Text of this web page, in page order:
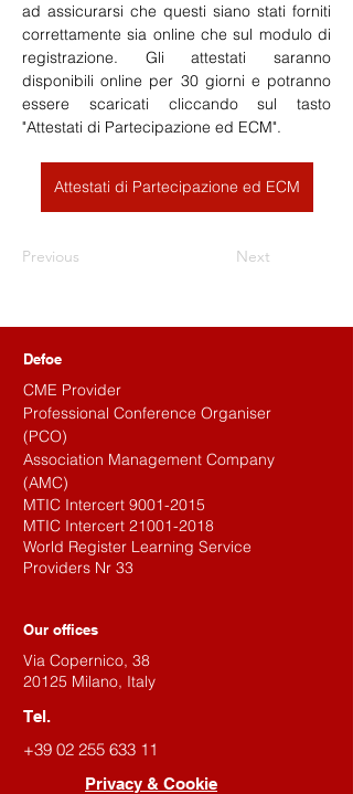
ad assicurarsi che questi siano stati forniti
correttamente sia online che sul modulo di
registrazione. Gli attestati saranno
disponibili online per 30 giorni e potranno
essere scaricati cliccando sul tasto
"Attestati di Partecipazione ed ECM".
Attestati di Partecipazione ed ECM
Previous Next
Defoe
CME Provider
Professional Conference Organiser
(PCO)
Association Management Company
(AMC)
MTIC Intercert 9001-2015
MTIC Intercert 21001-2018
World Register Learning Service
Providers Nr 33
Our offices
Via Copernico, 38
20125 Milano, Italy
Tel.
+39 02 255 633 11
Privacy & Cookie